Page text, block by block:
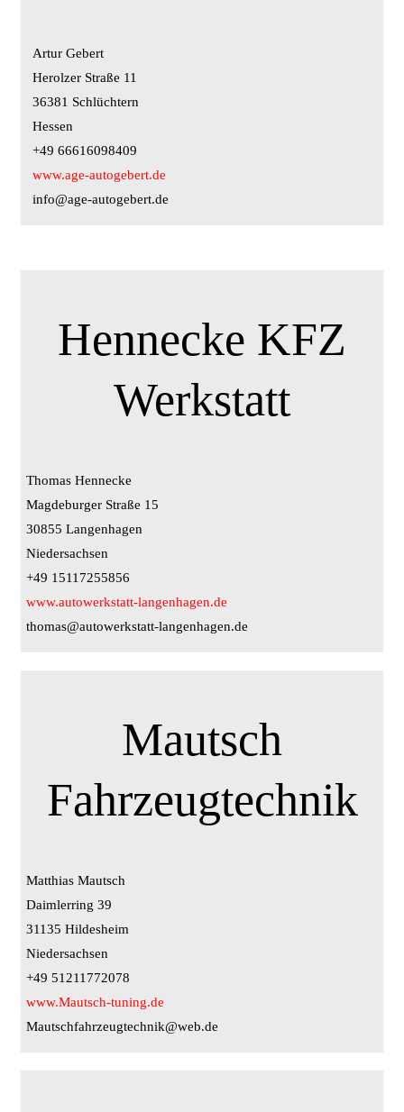
Artur Gebert
Herolzer Straße 11
36381 Schlüchtern
Hessen
+49 66616098409
www.age-autogebert.de
info@age-autogebert.de
Hennecke KFZ
Werkstatt
Thomas Hennecke
Magdeburger Straße 15
30855 Langenhagen
Niedersachsen
+49 15117255856
www.autowerkstatt-langenhagen.de
thomas@autowerkstatt-langenhagen.de
Mautsch
Fahrzeugtechnik
Matthias Mautsch
Daimlerring 39
31135 Hildesheim
Niedersachsen
+49 51211772078
www.Mautsch-tuning.de
Mautschfahrzeugtechnik@web.de